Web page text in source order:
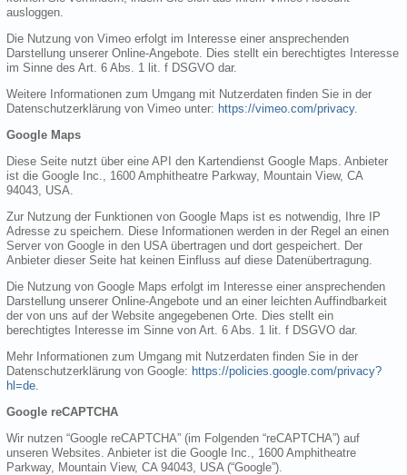
ausloggen.
Die Nutzung von Vimeo erfolgt im Interesse einer ansprechenden
Darstellung unserer Online-Angebote. Dies stellt ein berechtigtes Interesse
im Sinne des Art. 6 Abs. 1 lit. f DSGVO dar.
Weitere Informationen zum Umgang mit Nutzerdaten finden Sie in der
Datenschutzerklärung von Vimeo unter: https://vimeo.com/privacy.
Google Maps
Diese Seite nutzt über eine API den Kartendienst Google Maps. Anbieter
ist die Google Inc., 1600 Amphitheatre Parkway, Mountain View, CA
94043, USA.
Zur Nutzung der Funktionen von Google Maps ist es notwendig, Ihre IP
Adresse zu speichern. Diese Informationen werden in der Regel an einen
Server von Google in den USA übertragen und dort gespeichert. Der
Anbieter dieser Seite hat keinen Einfluss auf diese Datenübertragung.
Die Nutzung von Google Maps erfolgt im Interesse einer ansprechenden
Darstellung unserer Online-Angebote und an einer leichten Auffindbarkeit
der von uns auf der Website angegebenen Orte. Dies stellt ein
berechtigtes Interesse im Sinne von Art. 6 Abs. 1 lit. f DSGVO dar.
Mehr Informationen zum Umgang mit Nutzerdaten finden Sie in der
Datenschutzerklärung von Google: https://policies.google.com/privacy?
hl=de
Google reCAPTCHA
Wir nutzen “Google reCAPTCHA” (im Folgenden “reCAPTCHA”) auf
unseren Websites. Anbieter ist die Google Inc., 1600 Amphitheatre
Parkway, Mountain View, CA 94043, USA (“Google”).